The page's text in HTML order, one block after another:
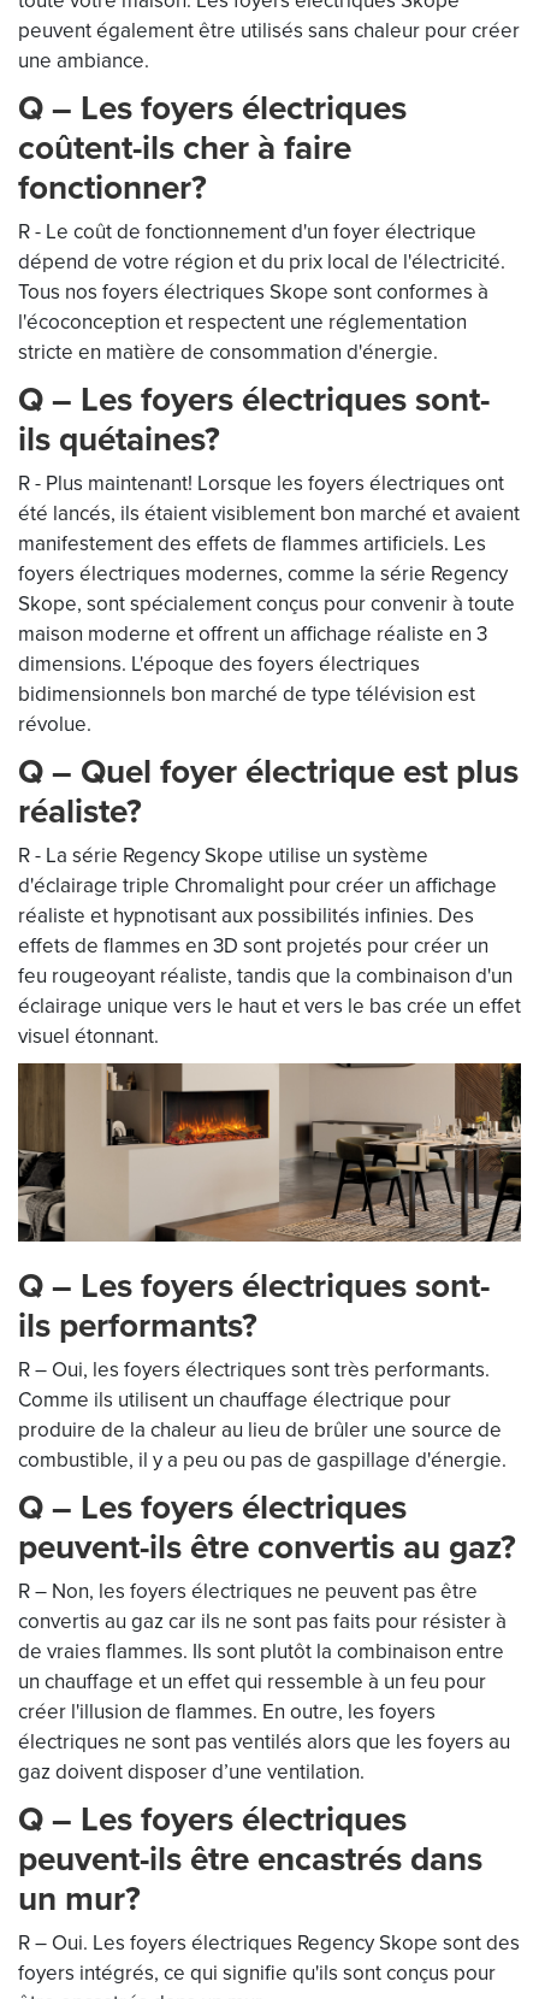
peuvent également être utilisés sans chaleur pour créer
une ambiance.
Q – Les foyers électriques
coûtent-ils cher à faire
fonctionner?
R - Le coût de fonctionnement d'un foyer électrique
dépend de votre région et du prix local de l'électricité.
Tous nos foyers électriques Skope sont conformes à
l'écoconception et respectent une réglementation
stricte en matière de consommation d'énergie.
Q – Les foyers électriques sont-
ils quétaines?
R - Plus maintenant! Lorsque les foyers électriques ont
été lancés, ils étaient visiblement bon marché et avaient
manifestement des effets de flammes artificiels. Les
foyers électriques modernes, comme la série Regency
Skope, sont spécialement conçus pour convenir à toute
maison moderne et offrent un affichage réaliste en 3
dimensions. L'époque des foyers électriques
bidimensionnels bon marché de type télévision est
révolue.
Q – Quel foyer électrique est plus
réaliste?
R - La série Regency Skope utilise un système
d'éclairage triple Chromalight pour créer un affichage
réaliste et hypnotisant aux possibilités infinies. Des
effets de flammes en 3D sont projetés pour créer un
feu rougeoyant réaliste, tandis que la combinaison d'un
éclairage unique vers le haut et vers le bas crée un effet
visuel étonnant.
Q – Les foyers électriques sont-
ils performants?
R – Oui, les foyers électriques sont très performants.
Comme ils utilisent un chauffage électrique pour
produire de la chaleur au lieu de brûler une source de
combustible, il y a peu ou pas de gaspillage d'énergie.
Q – Les foyers électriques
peuvent-ils être convertis au gaz?
R – Non, les foyers électriques ne peuvent pas être
convertis au gaz car ils ne sont pas faits pour résister à
de vraies flammes. Ils sont plutôt la combinaison entre
un chauffage et un effet qui ressemble à un feu pour
créer l'illusion de flammes. En outre, les foyers
électriques ne sont pas ventilés alors que les foyers au
gaz doivent disposer d’une ventilation.
Q – Les foyers électriques
peuvent-ils être encastrés dans
un mur?
R – Oui. Les foyers électriques Regency Skope sont des
foyers intégrés, ce qui signifie qu'ils sont conçus pour